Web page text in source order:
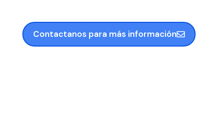
Contactanos para más información